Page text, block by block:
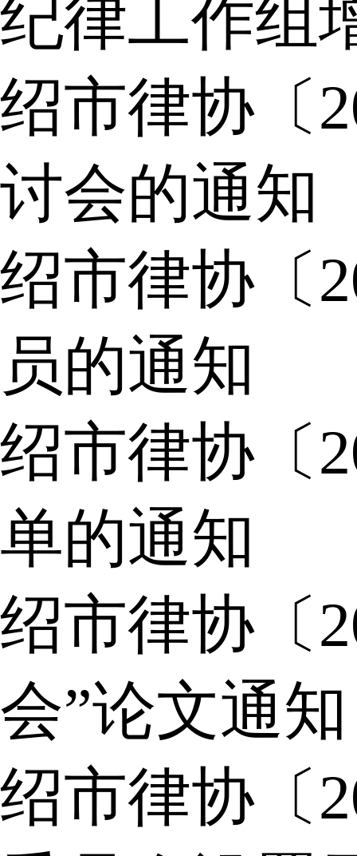
纪律工作组
绍市律协〔
讨会的通知
绍市律协〔
员的通知
绍市律协〔
单的通知
绍市律协〔
会”论文通知
绍市律协〔